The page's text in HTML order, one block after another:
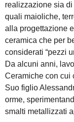
realizzazione sia di
quali maioliche,
alla progettazione
ceramica che per
considerati “pezzi
Da alcuni anni,
Ceramiche con cui
Suo figlio
orme,
smalti metallizzati